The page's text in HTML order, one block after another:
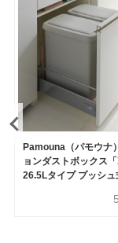
Pamouna（パモウナ
ョンダストボックス「
26.5Lタイプ プッシュ